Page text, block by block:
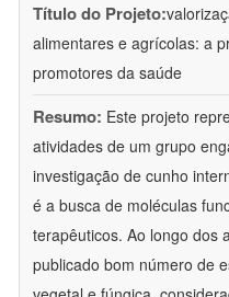
Título do Projeto:
alimentares e agrícolas: a
promotores da saúde
Resumo: Este projeto
atividades de um grupo
investigação de cunho
é a busca de moléculas
terapêuticos. Ao longo dos
publicado bom número de